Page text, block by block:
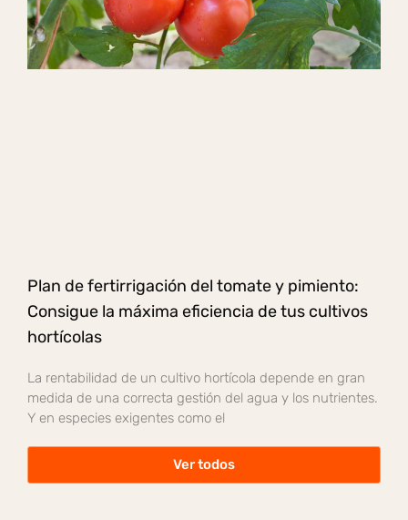
Plan de fertirrigación del tomate y pimiento:
Consigue la máxima eficiencia de tus cultivos
hortícolas
La rentabilidad de un cultivo hortícola depende en gran
medida de una correcta gestión del agua y los nutrientes.
Y en especies exigentes como el
Ver todos